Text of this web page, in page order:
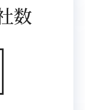
数